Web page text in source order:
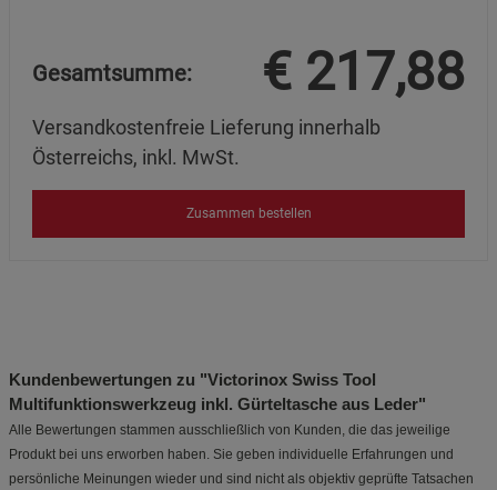
Gesamtsumme: € 217,88
Versandkostenfreie Lieferung innerhalb
Österreichs, inkl. MwSt.
Zusammen bestellen
Kundenbewertungen zu "Victorinox Swiss Tool
Multifunktionswerkzeug inkl. Gürteltasche aus Leder"
Alle Bewertungen stammen ausschließlich von Kunden, die das jeweilige
Produkt bei uns erworben haben. Sie geben individuelle Erfahrungen und
persönliche Meinungen wieder und sind nicht als objektiv geprüfte Tatsachen